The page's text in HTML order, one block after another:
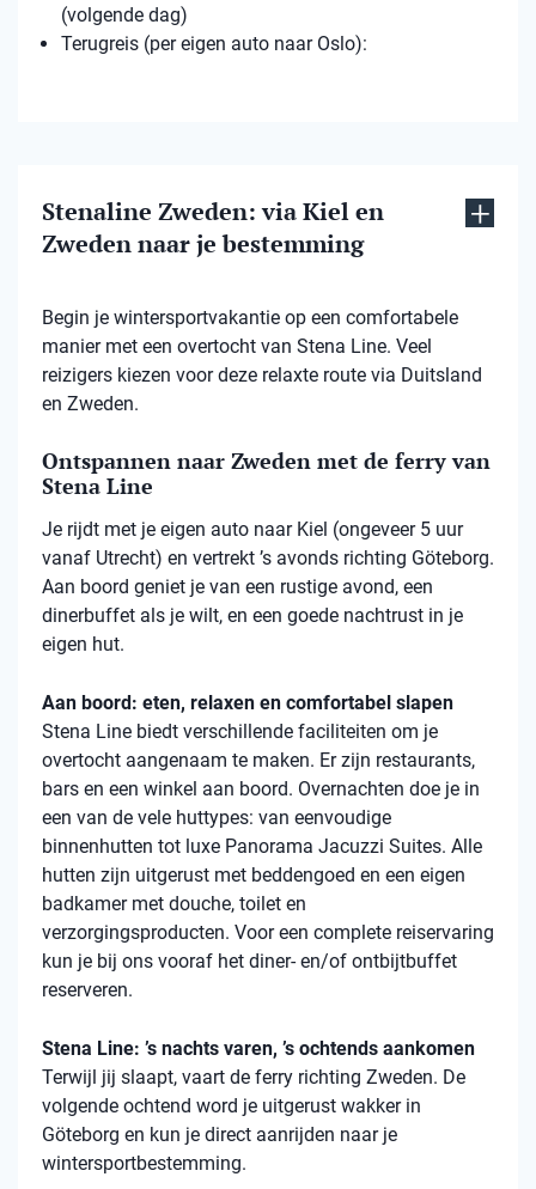
(volgende dag)
Terugreis (per eigen auto naar Oslo):
Stenaline Zweden: via Kiel en
Zweden naar je bestemming
Begin je wintersportvakantie op een comfortabele
manier met een overtocht van Stena Line. Veel
reizigers kiezen voor deze relaxte route via Duitsland
en Zweden.
Ontspannen naar Zweden met de ferry van
Stena Line
Je rijdt met je eigen auto naar Kiel (ongeveer 5 uur
vanaf Utrecht) en vertrekt ’s avonds richting Göteborg.
Aan boord geniet je van een rustige avond, een
dinerbuffet als je wilt, en een goede nachtrust in je
eigen hut.
Aan boord: eten, relaxen en comfortabel slapen
Stena Line biedt verschillende faciliteiten om je
overtocht aangenaam te maken. Er zijn restaurants,
bars en een winkel aan boord. Overnachten doe je in
een van de vele huttypes: van eenvoudige
binnenhutten tot luxe Panorama Jacuzzi Suites. Alle
hutten zijn uitgerust met beddengoed en een eigen
badkamer met douche, toilet en
verzorgingsproducten. Voor een complete reiservaring
kun je bij ons vooraf het diner- en/of ontbijtbuffet
reserveren.
Stena Line: ’s nachts varen, ’s ochtends aankomen
Terwijl jij slaapt, vaart de ferry richting Zweden. De
volgende ochtend word je uitgerust wakker in
Göteborg en kun je direct aanrijden naar je
wintersportbestemming.